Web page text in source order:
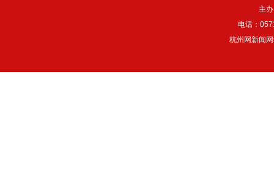
主
电话：
杭州网新闻